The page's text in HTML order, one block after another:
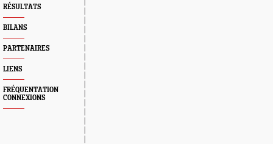
RÉSULTATS
BILANS
PARTENAIRES
LIENS
FRÉQUENTATION
CONNEXIONS